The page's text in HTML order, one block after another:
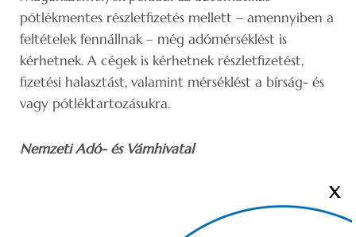
pótlékmentes részletfizetés mellett – amennyiben a
feltételek fennállnak – még adómérséklést is
kérhetnek. A cégek is kérhetnek részletfizetést,
fizetési halasztást, valamint mérséklést a bírság- és
vagy pótléktartozásukra.
Nemzeti Adó- és Vámhivatal
X